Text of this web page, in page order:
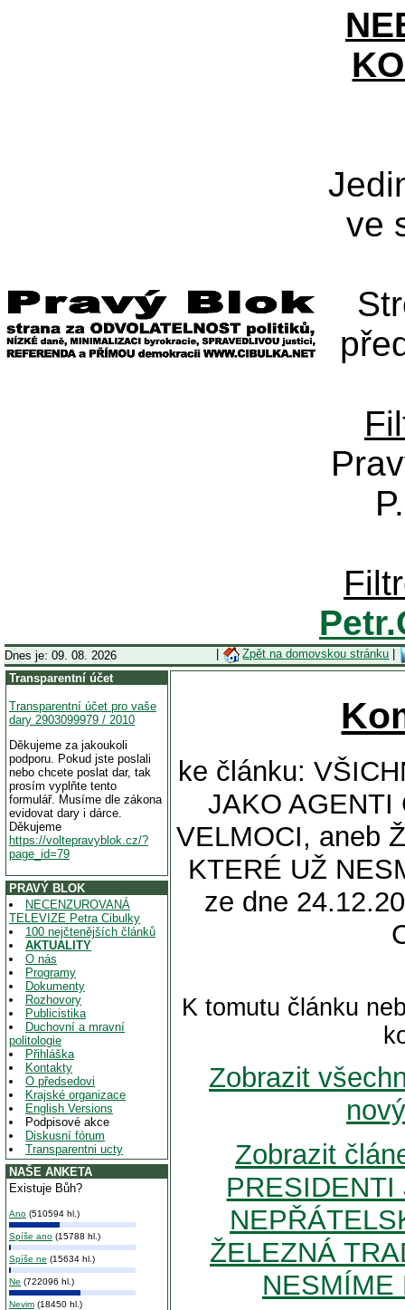
ve
Dnes je: 09. 08. 2026 Zpět na domovskou stránku
Transparentní účet
Transparentní účet pro vaše
dary 2903099979 / 2010
Děkujeme za jakoukoli
podporu. Pokud jste poslali
nebo chcete poslat dar, tak
prosím vyplňte tento
formulář. Musíme dle zákona
evidovat dary i dárce.
Děkujeme
https://voltepravyblok.cz/?
page_id=79
PRAVÝ BLOK
NECENZUROVANÁ
TELEVIZE Petra Cibulky
100 nejčtenějších článků
AKTUALITY
O nás
Programy
Dokumenty
Rozhovory
Publicistika
Duchovní a mravní
politologie
Přihláška
Kontakty
O předsedovi
Krajské organizace
English Versions
Podpisové akce
Diskusní fórum
Transparentni ucty
NAŠE ANKETA
Existuje Bůh?
Ano (510594 hl.)
Spíše ano (15788 hl.)
Spíše ne (15634 hl.)
Ne (722096 hl.)
Nevim (18450 hl.)
ke článku:
JAKO AGENTI
VELMOCI, aneb
KTERÉ UŽ
ze dne
K tomutu článku
Zobrazit
Zobrazit
ŽELEZNÁ
NESMÍME